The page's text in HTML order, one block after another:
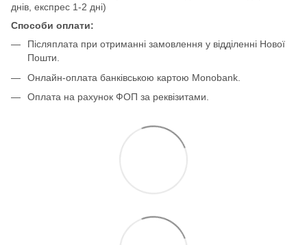
днів, експрес 1-2 дні)
Способи оплати:
Післяплата при отриманні замовлення у відділенні Нової
Пошти.
Онлайн-оплата банківською картою Monobank.
Оплата на рахунок ФОП за реквізитами.